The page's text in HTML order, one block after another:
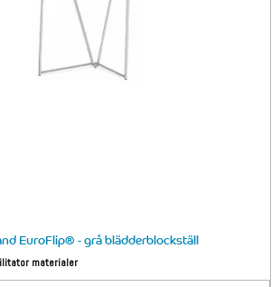
EuroFlip® - grå blädderblockställ
materialer